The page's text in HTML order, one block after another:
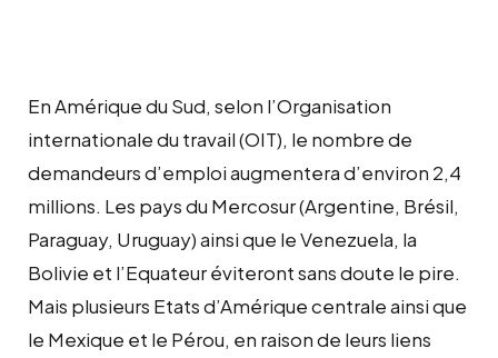
En Amérique du Sud, selon l’Organisation
internationale du travail (OIT), le nombre de
demandeurs d’emploi augmentera d’environ 2,4
millions. Les pays du Mercosur (Argentine, Brésil,
Paraguay, Uruguay) ainsi que le Venezuela, la
Bolivie et l’Equateur éviteront sans doute le pire.
Mais plusieurs Etats d’Amérique centrale ainsi que
le Mexique et le Pérou, en raison de leurs liens